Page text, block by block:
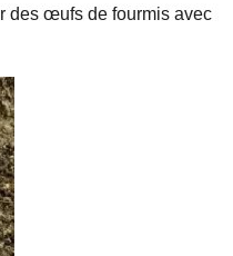
des œufs de fourmis avec